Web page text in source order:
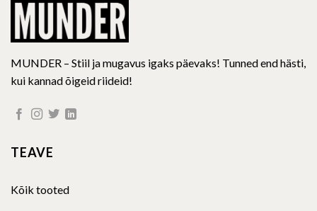
MUNDER – Stiil ja mugavus igaks päevaks! Tunned end hästi,
kui kannad õigeid riideid!
TEAVE
Kõik tooted